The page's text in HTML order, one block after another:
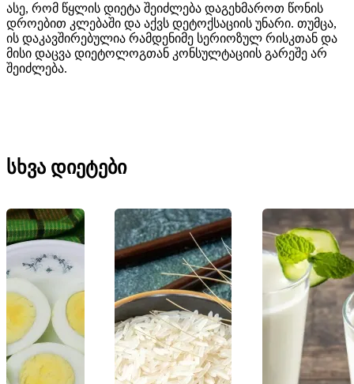
ასე, რომ წყლის დიეტა შეიძლება დაგეხმაროთ წონის
დროებით კლებაში და აქვს დეტოქსაციის უნარი. თუმცა,
ის დაკავშირებულია რამდენიმე სერიოზულ რისკთან და
მისი დაცვა დიეტოლოგთან კონსულტაციის გარეშე არ
შეიძლება.
სხვა დიეტები